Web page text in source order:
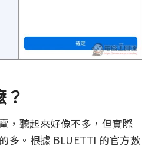
？
，聽起來好像不多，但實際
多。根據 BLUETTI 的官方數